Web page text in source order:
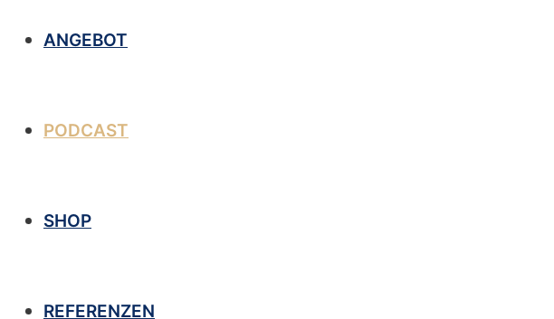
ANGEBOT
PODCAST
SHOP
REFERENZEN